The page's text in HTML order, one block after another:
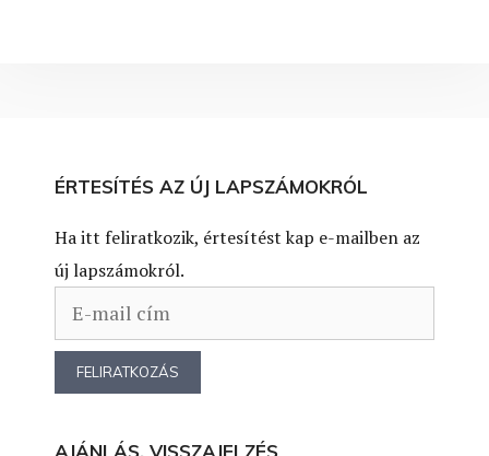
ÉRTESÍTÉS AZ ÚJ LAPSZÁMOKRÓL
Ha itt feliratkozik, értesítést kap e-mailben az
új lapszámokról.
AJÁNLÁS, VISSZAJELZÉS